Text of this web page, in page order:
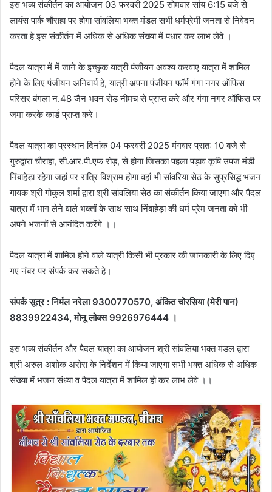
इस भव्य संकीर्तन का आयोजन 03 फरवरी 2025 सोमवार सांय 6:15 बजे से
लायंस पार्क चौराहा पर होगा सांवलिया भक्त मंडल सभी धर्मप्रेमी जनता से निवेदन
करता हे इस संकीर्तन में अधिक से अधिक संख्या में पधार कर लाभ लेवे ।
पैदल यात्रा में में जाने के इच्छुक यात्री पंजीयन अवश्य करवाए यात्रा में शामिल
होने के लिए पंजीयन अनिवार्य हे, यात्री अपना पंजीयन फॉर्म गंगा नगर ऑफिस
परिसर बंगला न.48 जैन भवन रोड नीमच से प्राप्त करे और गंगा नगर ऑफिस पर
जमा करके कार्ड प्राप्त करे।
पैदल यात्रा का प्रस्थान दिनांक 04 फरवरी 2025 मंगवार प्रात: 10 बजे से
गुरुद्वारा चौराहा, सी.आर.पी.एफ रोड़, से होगा जिसका पहला पड़ाव कृषि उपज मंडी
निंबाहेड़ा रहेगा जहां पर रात्रि विश्राम होगा वहां भी सांवरिया सेठ के सुप्रसिद्ध भजन
गायक श्री गोकुल शर्मा द्वारा श्री सांवलिया सेठ का संकीर्तन किया जाएगा और पैदल
यात्रा में भाग लेने वाले भक्तों के साथ साथ निंबाहेड़ा की धर्म प्रेम जनता को भी
अपने भजनों से आनंदित करेंगे ।।
पैदल यात्रा में शामिल होने वाले यात्री किसी भी प्रकार की जानकारी के लिए दिए
गए नंबर पर संपर्क कर सकते हे।
संपर्क सूत्र : निर्मल नरेला 9300770570, अंकित चोरसिया (मेरी पान)
8839922434, मोनू लोक्स 9926976444 ।
इस भव्य संकीर्तन और पैदल यात्रा का आयोजन श्री सांवलिया भक्त मंडल द्वारा
श्री अरुल अशोक अरोरा के निर्देशन में किया जाएगा सभी भक्त अधिक से अधिक
संख्या में भजन संध्या व पैदल यात्रा में शामिल हो कर लाभ लेवे ।।